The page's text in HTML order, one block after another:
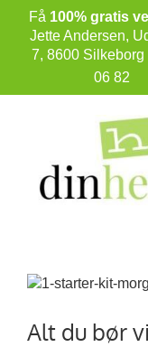
content
Få 100% gratis
Jette Andersen,
7, 8600 Silkeborg
06 82
Se
billede
Alt du bør